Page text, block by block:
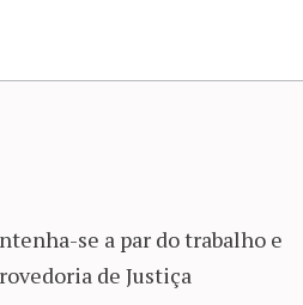
se a par do trabalho e
de Justiça